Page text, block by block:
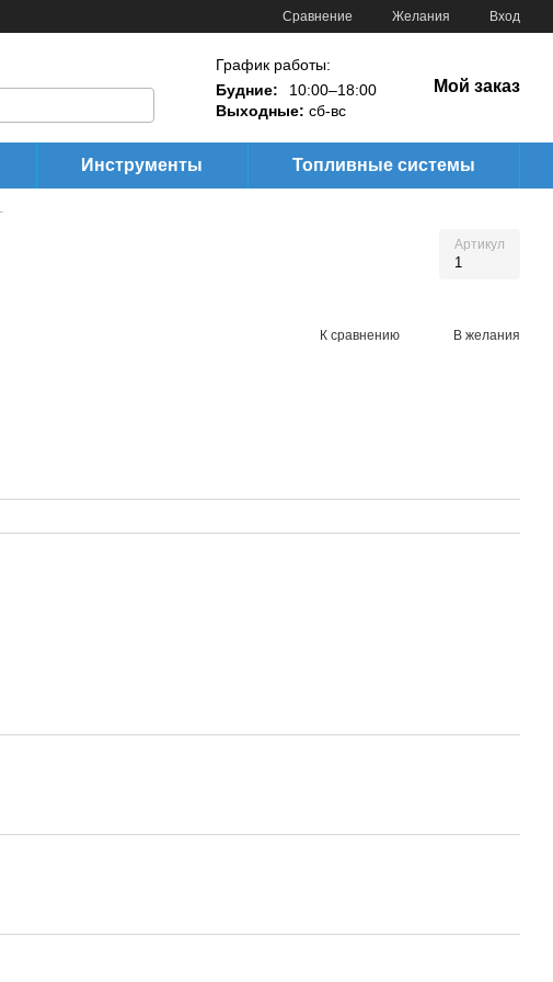
Сравнение Желания Вход
График работы:
Будние:
10:00–18:00
Выходные: сб-вс
Мой заказ
Инструменты Топливные системы
Артикул
1
К сравнению В желания